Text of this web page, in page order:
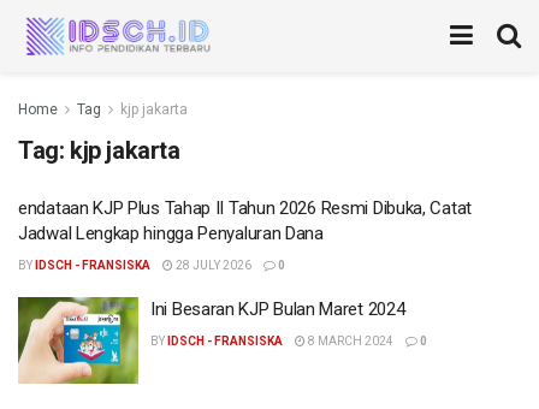
Home Tag kjp jakarta
Tag: kjp jakarta
endataan KJP Plus Tahap II Tahun 2026 Resmi Dibuka, Catat
Jadwal Lengkap hingga Penyaluran Dana
BY IDSCH - FRANSISKA 28 JULY 2026 0
Ini Besaran KJP Bulan Maret 2024
BY IDSCH - FRANSISKA 8 MARCH 2024 0